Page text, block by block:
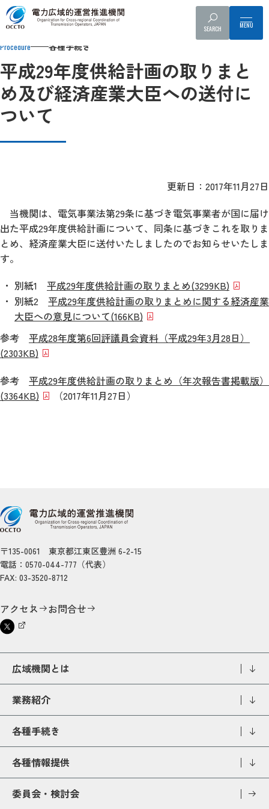
SEARCH
Top 供給計画の取りまとめ
Procedure 各種手続き
平成29年度供給計画の取りまと
め及び経済産業大臣への送付に
ついて
更新日：2017年11月27日
当機関は、電気事業法第29条に基づき電気事業者が国に届け
出た平成29年度供給計画について、同条に基づきこれを取りま
とめ、経済産業大臣に送付いたしましたのでお知らせいたしま
す。
別紙1 平成29年度供給計画の取りまとめ(3299KB)
別紙2 平成29年度供給計画の取りまとめに関する経済産業
大臣への意見について(166KB)
参考 平成28年度第6回評議員会資料（平成29年3月28日）
(2303KB)
参考 平成29年度供給計画の取りまとめ（年次報告書掲載版）
(3364KB)
（2017年11月27日）
〒135-0061 東京都江東区豊洲 6-2-15
電話：0570-044-777（代表）
FAX: 03-3520-8712
アクセス お問合せ
広域機関とは
業務紹介
各種手続き
各種情報提供
委員会・検討会